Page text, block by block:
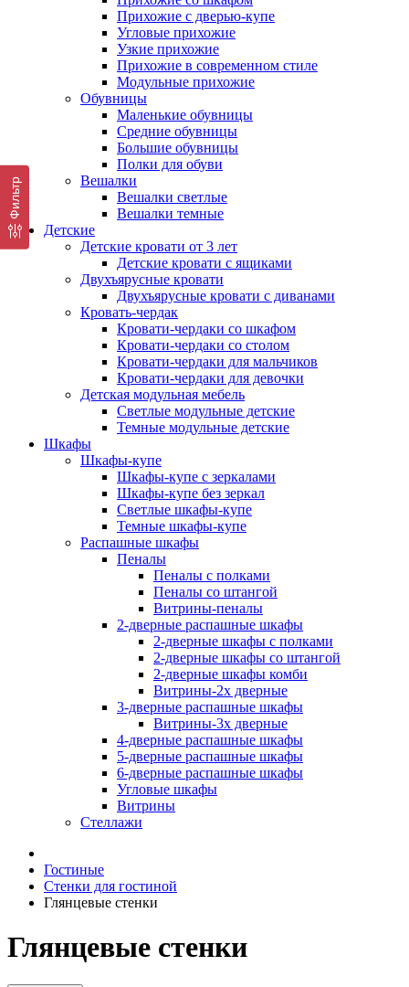
Прихожие с дверью-купе
Угловые прихожие
Узкие прихожие
Прихожие в современном стиле
Модульные прихожие
Обувницы
Маленькие обувницы
Средние обувницы
Большие обувницы
Полки для обуви
Вешалки
Вешалки светлые
Вешалки темные
Детские
Детские кровати от 3 лет
Детские кровати с ящиками
Двухъярусные кровати
Двухъярусные кровати с диванами
Кровать-чердак
Кровати-чердаки со шкафом
Кровати-чердаки со столом
Кровати-чердаки для мальчиков
Кровати-чердаки для девочки
Детская модульная мебель
Светлые модульные детские
Темные модульные детские
Шкафы
Шкафы-купе
Шкафы-купе с зеркалами
Шкафы-купе без зеркал
Светлые шкафы-купе
Темные шкафы-купе
Распашные шкафы
Пеналы
Пеналы с полками
Пеналы со штангой
Витрины-пеналы
2-дверные распашные шкафы
2-дверные шкафы с полками
2-дверные шкафы со штангой
2-дверные шкафы комби
Витрины-2х дверные
3-дверные распашные шкафы
Витрины-3х дверные
4-дверные распашные шкафы
5-дверные распашные шкафы
6-дверные распашные шкафы
Угловые шкафы
Витрины
Стеллажи
Гостиные
Стенки для гостиной
Глянцевые стенки
Глянцевые стенки
Фильтр